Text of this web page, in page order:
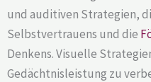
und auditiven Strategien,
Selbstvertrauens und die
Denkens. Visuelle
Gedächtnisleistung zu